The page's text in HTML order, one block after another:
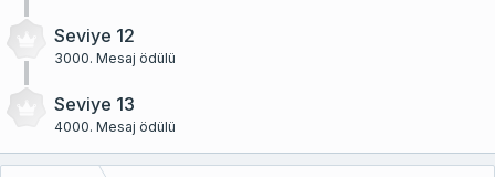
Seviye 12
3000. Mesaj ödülü
Seviye 13
4000. Mesaj ödülü